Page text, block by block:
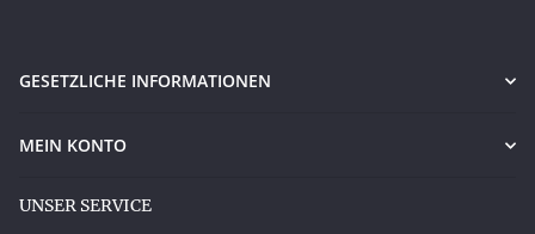
GESETZLICHE INFORMATIONEN
MEIN KONTO
UNSER SERVICE